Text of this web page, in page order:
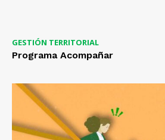
GESTIÓN TERRITORIAL
Programa Acompañar